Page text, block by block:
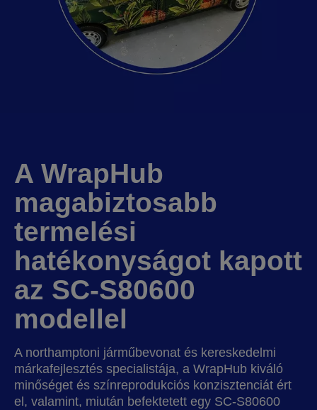
A WrapHub
magabiztosabb
termelési
hatékonyságot kapott
az SC-S80600
modellel
A northamptoni járműbevonat és kereskedelmi
márkafejlesztés specialistája, a WrapHub kiváló
minőséget és színreprodukciós konzisztenciát ért
el, valamint, miután befektetett egy SC-S80600